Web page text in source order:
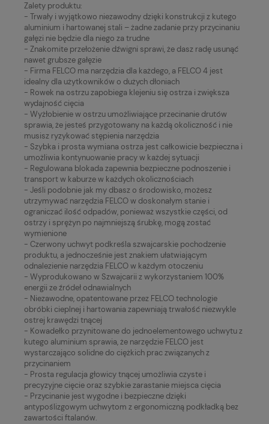
Zalety produktu:
- Trwały i wyjątkowo niezawodny dzięki konstrukcji z kutego
aluminium i hartowanej stali – żadne zadanie przy przycinaniu
gałęzi nie będzie dla niego za trudne
- Znakomite przełożenie dźwigni sprawi, że dasz radę usunąć
nawet grubsze gałęzie
- Firma FELCO ma narzędzia dla każdego, a FELCO 4 jest
idealny dla użytkowników o dużych dłoniach
- Rowek na ostrzu zapobiega klejeniu się ostrza i zwiększa
wydajność cięcia
- Wyżłobienie w ostrzu umożliwiające przecinanie drutów
sprawia, że jesteś przygotowany na każdą okoliczność i nie
musisz ryzykować stępienia narzędzia
- Szybka i prosta wymiana ostrza jest całkowicie bezpieczna i
umożliwia kontynuowanie pracy w każdej sytuacji
- Regulowana blokada zapewnia bezpieczne podnoszenie i
transport w kaburze w każdych okolicznościach
- Jeśli podobnie jak my dbasz o środowisko, możesz
utrzymywać narzędzia FELCO w doskonałym stanie i
ograniczać ilość odpadów, ponieważ wszystkie części, od
ostrzy i sprężyn po najmniejszą śrubkę, mogą zostać
wymienione
- Czerwony uchwyt podkreśla szwajcarskie pochodzenie
produktu, a jednocześnie jest znakiem ułatwiającym
odnalezienie narzędzia FELCO w każdym otoczeniu
- Wyprodukowano w Szwajcarii z wykorzystaniem 100%
energii ze źródeł odnawialnych
- Niezawodne, opatentowane przez FELCO technologie
obróbki cieplnej i hartowania zapewniają trwałość niezwykle
ostrej krawędzi tnącej
- Kowadełko przynitowane do jednoelementowego uchwytu z
kutego aluminium sprawia, że narzędzie FELCO jest
wystarczająco solidne do ciężkich prac związanych z
przycinaniem
- Prosta regulacja głowicy tnącej umożliwia czyste i
precyzyjne cięcie oraz szybkie zarastanie miejsca cięcia
- Przycinanie jest wygodne i bezpieczne dzięki
antypoślizgowym uchwytom z ergonomiczną podkładką bez
zawartości ftalanów.